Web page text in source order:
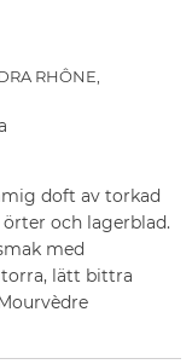
RHÔNE,
doft av torkad
och lagerblad.
med
lätt bittra